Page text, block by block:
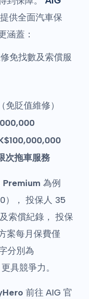
提供全面汽車保
涵蓋：
免找數及索償服
免貶值維修）
次拖車服務
Premium 為例
）， 投保人 35
索償紀錄， 投保
案每月保費僅
分別為
具競爭力。
前往 AIG 官